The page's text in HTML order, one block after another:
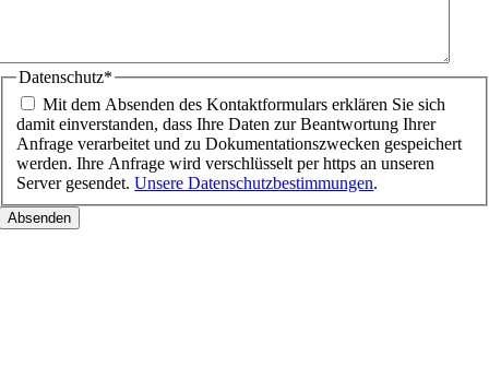
Datenschutz*
Mit dem Absenden des Kontaktformulars erklären Sie sich
damit einverstanden, dass Ihre Daten zur Beantwortung Ihrer
Anfrage verarbeitet und zu Dokumentationszwecken gespeichert
werden. Ihre Anfrage wird verschlüsselt per https an unseren
Server gesendet.Unsere Datenschutzbestimmungen.